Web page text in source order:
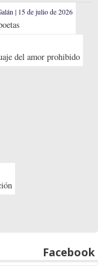
| 15 de julio de 2026
del amor prohibido
Facebook